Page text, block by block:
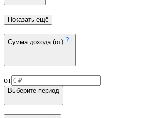
Показать ещё
Сумма дохода (от)
от
Выберите период